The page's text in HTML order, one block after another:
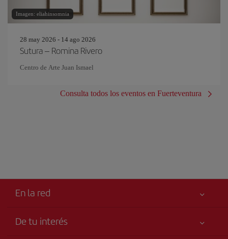
Imagen: eliahinsomnia
28 may 2026 - 14 ago 2026
Sutura – Romina Rivero
Centro de Arte Juan Ismael
Consulta todos los eventos en Fuerteventura
En la red
De tu interés